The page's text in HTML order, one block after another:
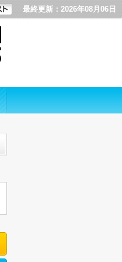
最終更新：2026年08月06日